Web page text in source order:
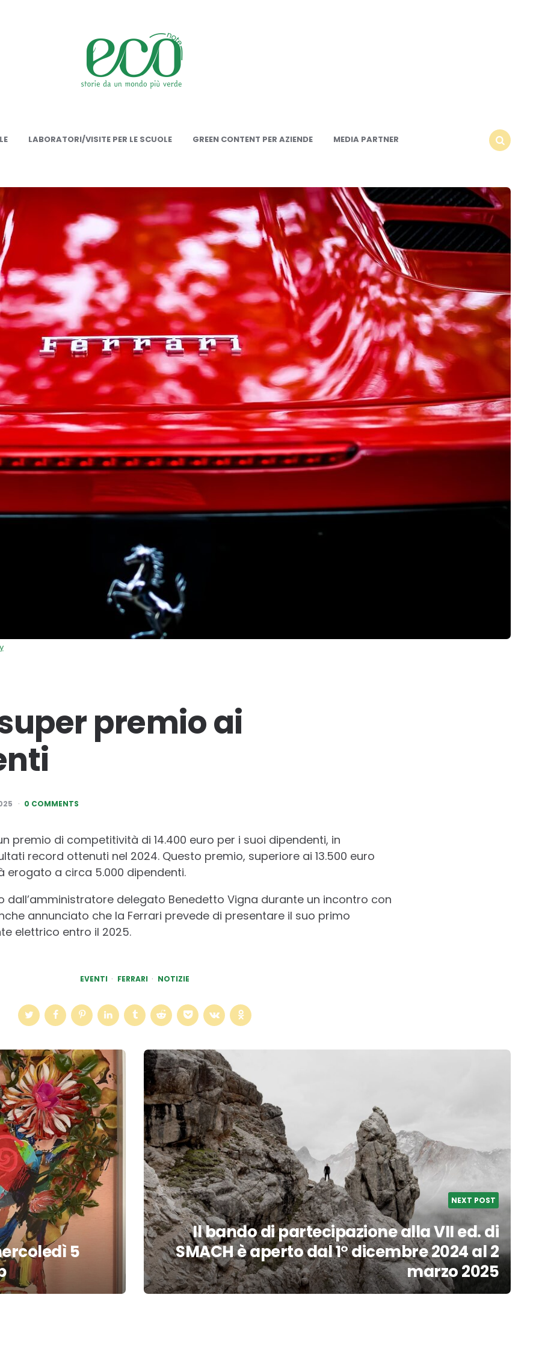
LABORATORI/VISITE PER LE SCUOLE GREEN CONTENT PER AZIENDE
MEDIA PARTNER
premio ai
0 COMMENTS
premio di competitività di 14.400 euro per i suoi dipendenti, in
record ottenuti nel 2024. Questo premio, superiore ai 13.500 euro
erogato a circa 5.000 dipendenti.
dall’amministratore delegato Benedetto Vigna durante un incontro con
annunciato che la Ferrari prevede di presentare il suo primo
elettrico entro il 2025.
EVENTI FERRARI NOTIZIE
5
NEXT POST
Il bando di partecipazione alla VII ed. di
SMACH è aperto dal 1° dicembre 2024 al 2
marzo 2025